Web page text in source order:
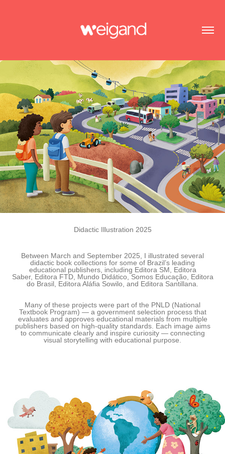
Didactic Illustration 2025
Between March and September 2025, I illustrated several
didactic book collections for some of Brazil’s leading
educational publishers, including Editora SM, Editora
Saber, Editora FTD, Mundo Didático, Somos Educação, Editora
do Brasil, Editora Aláfia Sowilo, and Editora Santillana.
Many of these projects were part of the PNLD (National
Textbook Program) — a government selection process that
evaluates and approves educational materials from multiple
publishers based on high-quality standards. Each image aims
to communicate clearly and inspire curiosity — connecting
visual storytelling with educational purpose.